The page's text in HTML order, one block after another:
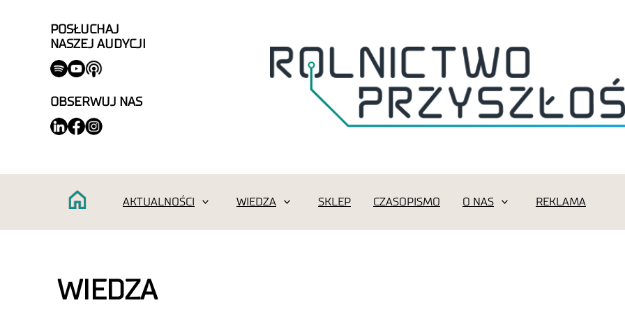
POSŁUCHAJ
NASZEJ AUDYCJI
OBSERWUJ NAS
AKTUALNOŚCI WIEDZA SKLEP CZASOPISMO O NAS REKLAMA
WIEDZA